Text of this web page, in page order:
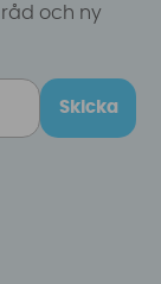
och ny
Skicka